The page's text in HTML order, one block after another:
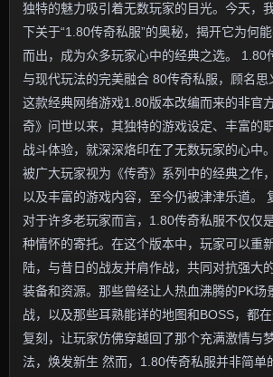
独特的魅力吸引着无数玩家的目光。今天，
下关于“1.80传奇私服”的奥秘，揭开它为何
而出，成为众多玩家心中的经典之选。 1.80
与现代玩法的完美融合 80传奇私服，顾名思
这款经典网络游戏1.80版本改编而来的非官
奇》问世以来，其独特的游戏设定、丰富的
战斗体验，就深深烙印在了无数玩家的心中
被广大玩家视为《传奇》系列中的经典之作
以及丰富的游戏内容，至今仍被津津乐道。
对于许多老玩家而言，1.80传奇私服不仅仅
种情怀的寄托。在这个版本中，玩家可以重
陆，与昔日的战友并肩作战，共同对抗强大
装备和资源。那些曾经让人热血沸腾的PK场
战，以及那些耳熟能详的地图和BOSS，都
复刻，让玩家仿佛穿越回了那个充满激情与
法，焕发新生 然而，1.80传奇私服并非简单